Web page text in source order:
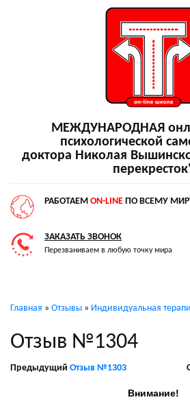
МЕЖДУНАРОДНАЯ
психологической
доктора Николая
РАБОТАЕМ ON-LINE ПО ВСЕМУ
ЗАКАЗАТЬ ЗВОНОК
Перезваниваем в любую точку мира
Главная » Отзывы » Индивидуальная
Отзыв №1304
Предыдущий Отзыв №1303
Внимание!